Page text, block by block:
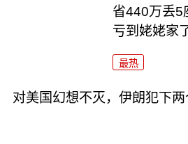
省440万丢5
亏到姥姥家
最热
对美国幻想不灭，伊朗犯下两